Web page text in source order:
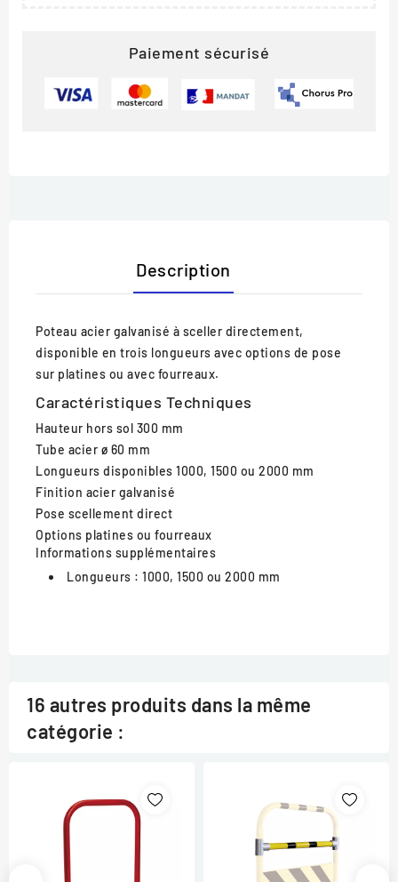
Paiement sécurisé
Description
Poteau acier galvanisé à sceller directement,
disponible en trois longueurs avec options de pose
sur platines ou avec fourreaux.
Caractéristiques Techniques
Hauteur hors sol 300 mm
Tube acier ø 60 mm
Longueurs disponibles 1000, 1500 ou 2000 mm
Finition acier galvanisé
Pose scellement direct
Options platines ou fourreaux
Informations supplémentaires
Longueurs : 1000, 1500 ou 2000 mm
16 autres produits dans la même
catégorie :